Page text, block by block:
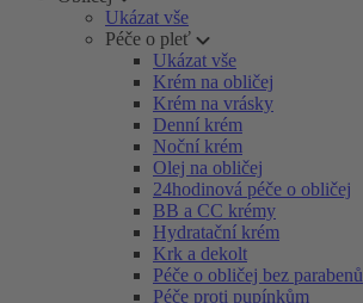
Ukázat vše
Péče o pleť
Ukázat vše
Krém na obličej
Krém na vrásky
Denní krém
Noční krém
Olej na obličej
24hodinová péče o obličej
BB a CC krémy
Hydratační krém
Krk a dekolt
Péče o obličej bez parabenů
Péče proti pupínkům